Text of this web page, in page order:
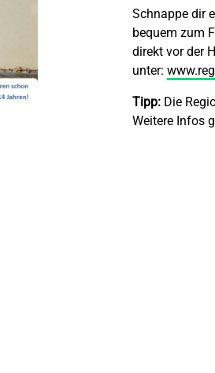
Schnappe dir
bequem zum
direkt vor der
unter:
Tipp:Die
Weitere Infos